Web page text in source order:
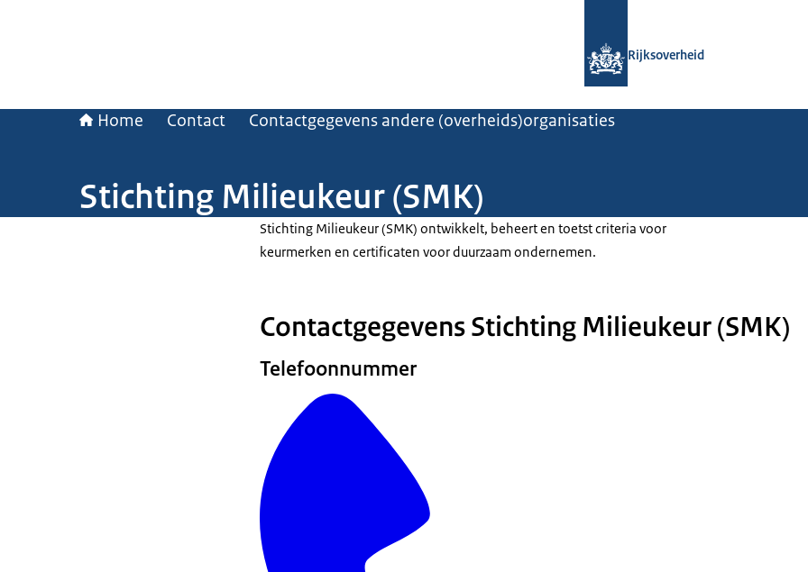
Rijksoverheid
Home Contact Contactgegevens andere (overheids)organisaties
Stichting Milieukeur (SMK)
Stichting Milieukeur (SMK) ontwikkelt, beheert en toetst criteria voor
keurmerken en certificaten voor duurzaam ondernemen.
Contactgegevens Stichting Milieukeur (SMK)
Telefoonnummer